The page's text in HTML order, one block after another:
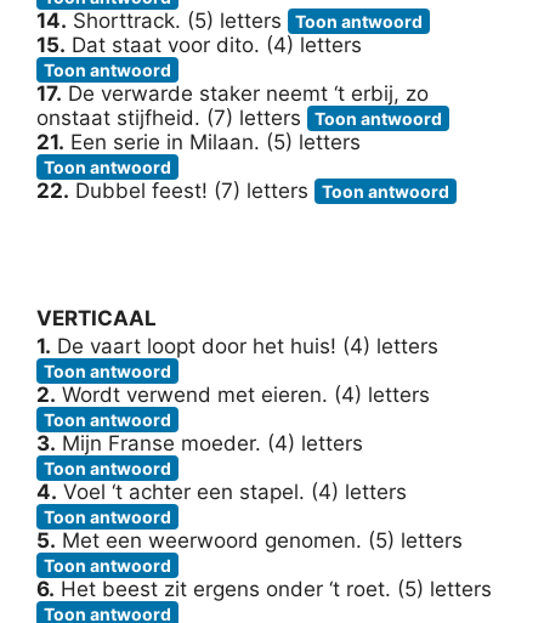
14. Shorttrack. (5) letters Toon antwoord
15. Dat staat voor dito. (4) letters
Toon antwoord
17. De verwarde staker neemt ‘t erbij, zo
onstaat stijfheid. (7) letters
Toon antwoord
21. Een serie in Milaan. (5) letters
Toon antwoord
22. Dubbel feest! (7) letters Toon antwoord
VERTICAAL
1. De vaart loopt door het huis! (4) letters
Toon antwoord
2. Wordt verwend met eieren. (4) letters
Toon antwoord
3. Mijn Franse moeder. (4) letters
Toon antwoord
4. Voel ‘t achter een stapel. (4) letters
Toon antwoord
5. Met een weerwoord genomen. (5) letters
Toon antwoord
6. Het beest zit ergens onder ‘t roet. (5) letters
Toon antwoord